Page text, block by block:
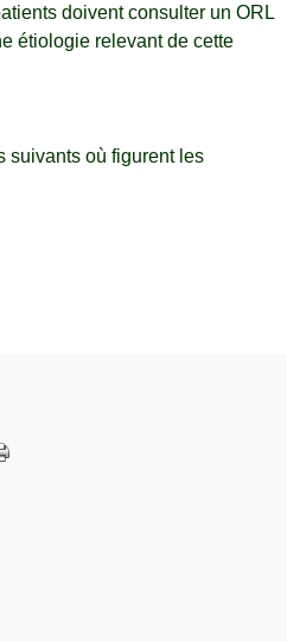
doivent consulter un ORL
étiologie relevant de cette
suivants où figurent les